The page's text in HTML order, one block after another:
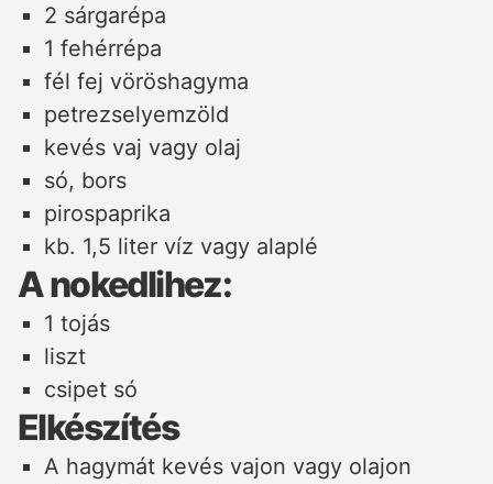
2 sárgarépa
1 fehérrépa
fél fej vöröshagyma
petrezselyemzöld
kevés vaj vagy olaj
só, bors
pirospaprika
kb. 1,5 liter víz vagy alaplé
A nokedlihez:
1 tojás
liszt
csipet só
Elkészítés
A hagymát kevés vajon vagy olajon